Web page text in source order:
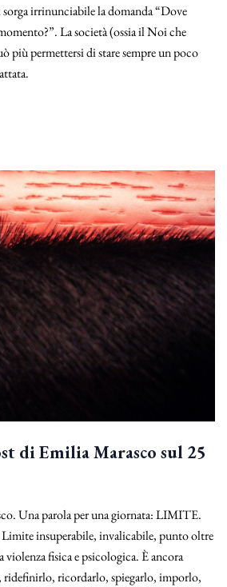
irrinunciabile la domanda “Dove
La società (ossia il Noi che
più permettersi di stare sempre un poco
di Emilia Marasco sul 25
Una parola per una giornata: LIMITE.
insuperabile, invalicabile, punto oltre
fisica e psicologica. È ancora
ridefinirlo, ricordarlo, spiegarlo, imporlo,